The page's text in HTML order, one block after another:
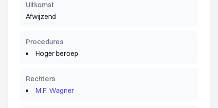
Uitkomst
Afwijzend
Procedures
Hoger beroep
Rechters
M.F. Wagner